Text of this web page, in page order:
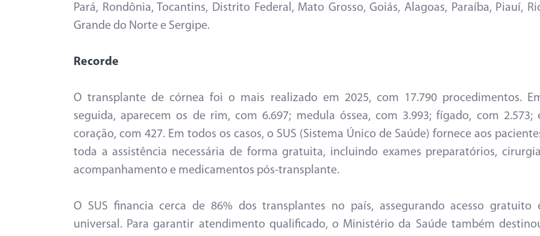
Pará, Rondônia, Tocantins, Distrito Federal, Mato Grosso, Goiás, Alagoas, Paraíba, Piauí,
Grande do Norte e Sergipe.
Recorde
O transplante de córnea foi o mais realizado em 2025, com 17.790 procedimentos.
seguida, aparecem os de rim, com 6.697; medula óssea, com 3.993; fígado, com 2.573;
coração, com 427. Em todos os casos, o SUS (Sistema Único de Saúde) fornece aos
toda a assistência necessária de forma gratuita, incluindo exames preparatórios,
acompanhamento e medicamentos pós-transplante.
O SUS financia cerca de 86% dos transplantes no país, assegurando acesso gratuito
universal. Para garantir atendimento qualificado, o Ministério da Saúde também